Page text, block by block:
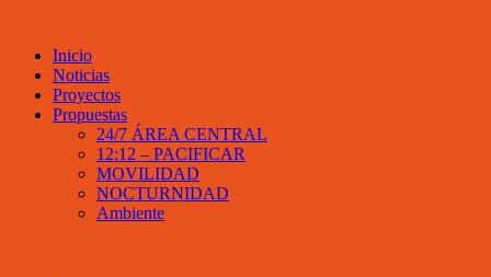
Inicio
Noticias
Proyectos
Propuestas
24/7 ÁREA CENTRAL
12:12 – PACIFICAR
MOVILIDAD
NOCTURNIDAD
Ambiente